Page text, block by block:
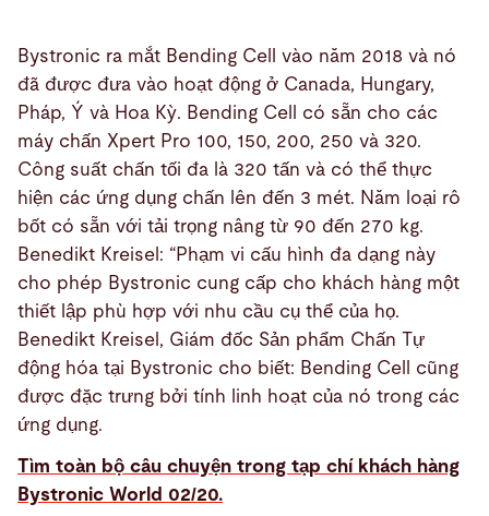
Bystronic ra mắt Bending Cell vào năm 2018 và nó
đã được đưa vào hoạt động ở Canada, Hungary,
Pháp, Ý và Hoa Kỳ. Bending Cell có sẵn cho các
máy chấn Xpert Pro 100, 150, 200, 250 và 320.
Công suất chấn tối đa là 320 tấn và có thể thực
hiện các ứng dụng chấn lên đến 3 mét. Năm loại rô
bốt có sẵn với tải trọng nâng từ 90 đến 270 kg.
Benedikt Kreisel: “Phạm vi cấu hình đa dạng này
cho phép Bystronic cung cấp cho khách hàng một
thiết lập phù hợp với nhu cầu cụ thể của họ.
Benedikt Kreisel, Giám đốc Sản phẩm Chấn Tự
động hóa tại Bystronic cho biết: Bending Cell cũng
được đặc trưng bởi tính linh hoạt của nó trong các
ứng dụng.
Tìm toàn bộ câu chuyện trong tạp chí khách hàng
Bystronic World 02/20.